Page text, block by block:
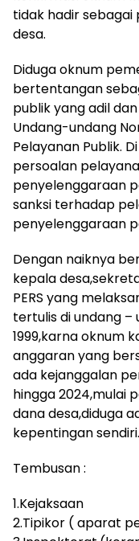
tidak hadir
desa.
Diduga oknum
bertentangan
publik yang adil
Undang-undang
Pelayanan Publik.
persoalan
penyelenggaraan
sanksi terhadap
penyelenggaraan
Dengan naiknya
kepala
PERS yang
tertulis di undang
1999,karna oknum
anggaran yang
ada kejanggalan
hingga 2024,mulai
dana desa,diduga
kepentingan sendiri.
Tembusan :
1.Kejaksaan
2.Tipikor ( aparat